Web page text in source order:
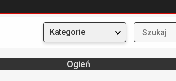
Kategorie
Ogień